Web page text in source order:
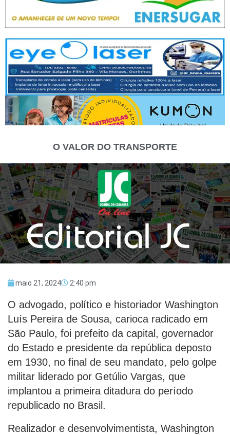
O VALOR DO TRANSPORTE
maio 21, 2024 2:40 pm
O advogado, político e historiador Washington
Luís Pereira de Sousa, carioca radicado em
São Paulo, foi prefeito da capital, governador
do Estado e presidente da república deposto
em 1930, no final de seu mandato, pelo golpe
militar liderado por Getúlio Vargas, que
implantou a primeira ditadura do período
republicado no Brasil.
Realizador e desenvolvimentista, Washington